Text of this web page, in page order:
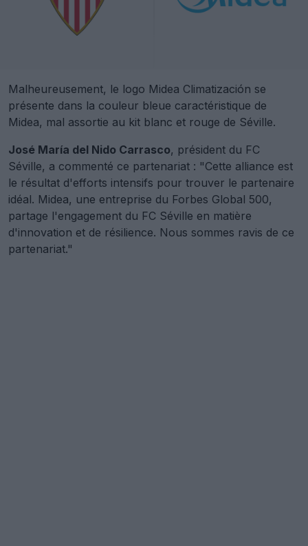
Malheureusement, le logo Midea Climatización se
présente dans la couleur bleue caractéristique de
Midea, mal assortie au kit blanc et rouge de Séville.
José María del Nido Carrasco, président du FC
Séville, a commenté ce partenariat : "Cette alliance est
le résultat d'efforts intensifs pour trouver le partenaire
idéal. Midea, une entreprise du Forbes Global 500,
partage l'engagement du FC Séville en matière
d'innovation et de résilience. Nous sommes ravis de ce
partenariat."